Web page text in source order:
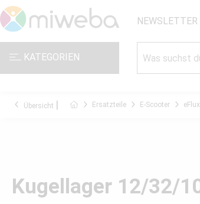
NEWSLETTER
KATEGORIEN
Übersicht Ersatzteile E-Scooter eFlux
Kugellager 12/32/